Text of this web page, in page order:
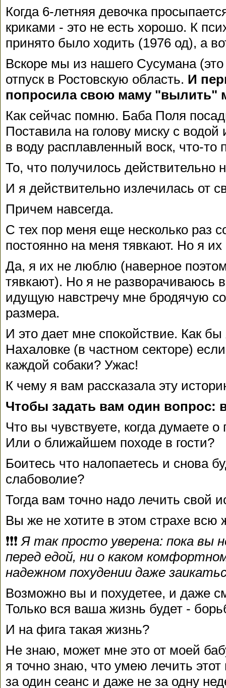
Когда 6-летняя девочка
криками - это не есть хорошо. К
принято было ходить (1976 од), а
Вскоре мы из нашего Сусумана
отпуск в Ростовскую область. И
попросила свою маму "вылить"
Как сейчас помню. Баба Поля
Поставила на голову миску с
в воду расплавленный воск, что-
То, что получилось действительно
И я действительно излечилась от
Причем навсегда.
С тех пор меня еще несколько раз
постоянно на меня тявкают. Но я
Да, я их не люблю (наверное
тявкают). Но я не разворачиваюсь
идущую навстречу мне бродячую
размера.
И это дает мне спокойствие. Как
Нахаловке (в частном секторе)
каждой собаки? Ужас!
К чему я вам рассказала эту
Чтобы задать вам один вопрос:
Что вы чувствуете, когда думаете
Или о ближайшем походе в гости?
Боитесь что налопаетесь и снова
слабоволие?
Тогда вам точно надо лечить свой
Вы же не хотите в этом страхе всю
❗❗❗ Я так просто уверена: пока вы
перед едой, ни о каком
надежном похудении даже
Возможно вы и похудетее, и даже
Только вся ваша жизнь будет -
И на фига такая жизнь?
Не знаю, может мне это от моей
я точно знаю, что умею лечить
за один сеанс и даже не за одну